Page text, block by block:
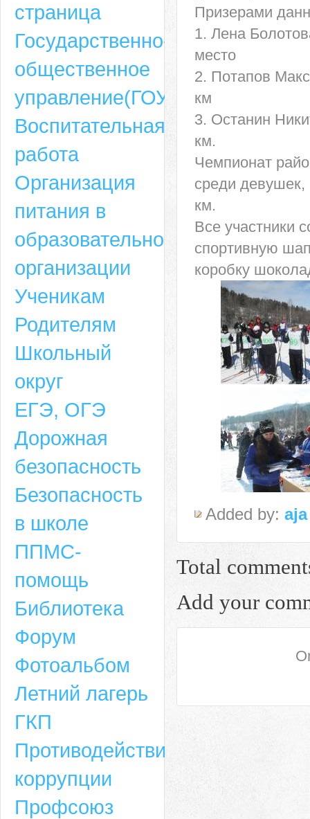
Адрес
659635, Алтайский край, Алтайский район, село Ая, ул. Школьная 11.
6-49, электронный адрес: aja_70@mail.ru
Адрес
6-49, электронный адрес: aja_70@mail.ru
Призерами
1. Лена
место
2. Потапов
км
3. Останин
км.
Чемпионат
среди девушек,
км.
Все участники
спортивную
коробку
Added by: aja
Total
Add your
страница
Государственно-
общественное
управление(ГОУ)
Воспитательная
работа
Организация
питания в
образовательной
организации
Ученикам
Родителям
Школьный
округ
ЕГЭ, ОГЭ
Дорожная
безопасность
Безопасность
в школе
ППМС-
помощь
Библиотека
Форум
Фотоальбом
Летний лагерь
ГКП
Противодействие
коррупции
Профсоюз